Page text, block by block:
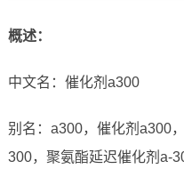
概述：
中文名：催化剂a300
别名：a300，催化剂a300
300，聚氨酯延迟催化剂a-